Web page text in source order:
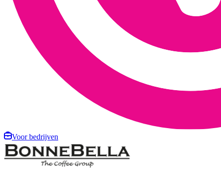
Voor bedrijven